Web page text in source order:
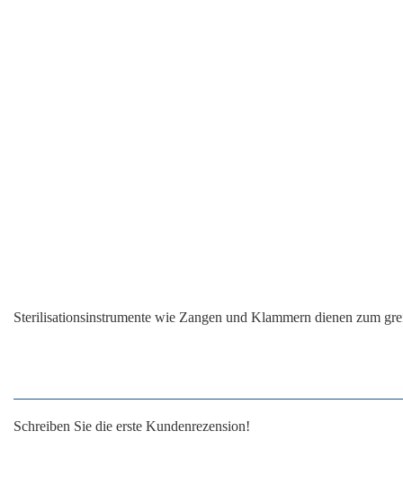
Sterilisationsinstrumente wie Zangen und Klammern dienen zum
Schreiben Sie die erste Kundenrezension!